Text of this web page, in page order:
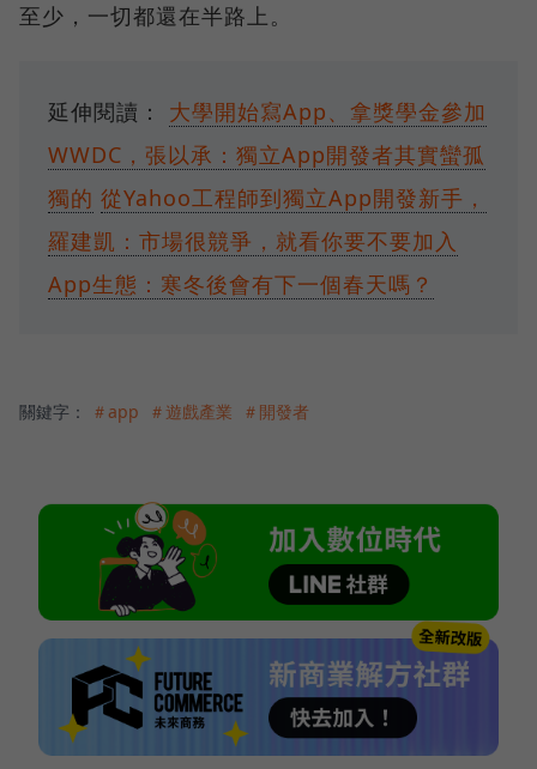
至少，一切都還在半路上。
延伸閱讀： 大學開始寫App、拿獎學金參加
WWDC，張以承：獨立App開發者其實蠻孤
獨的 從Yahoo工程師到獨立App開發新手，
羅建凱：市場很競爭，就看你要不要加入
App生態：寒冬後會有下一個春天嗎？
關鍵字： ＃app ＃遊戲產業 ＃開發者